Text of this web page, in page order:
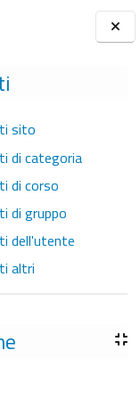
sito
di categoria
di corso
di gruppo
dell'utente
altri